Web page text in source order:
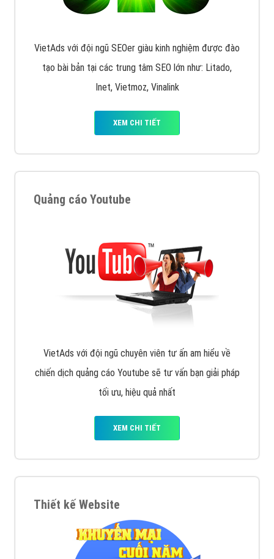
VietAds với đội ngũ SEOer giàu kinh nghiệm được đào
tạo bài bản tại các trung tâm SEO lớn như: Litado,
Inet, Vietmoz, Vinalink
XEM CHI TIẾT
Quảng cáo Youtube
VietAds với đội ngũ chuyên viên tư ấn am hiểu về
chiến dịch quảng cáo Youtube sẽ tư vấn bạn giải pháp
tối ưu, hiệu quả nhất
XEM CHI TIẾT
Thiết kế Website